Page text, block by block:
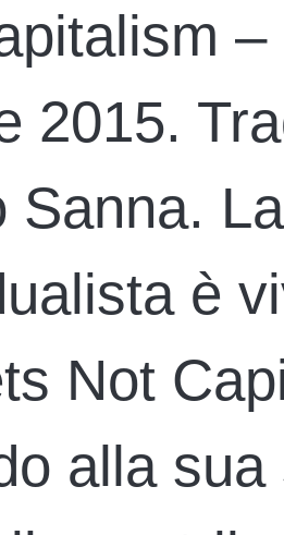
2015.
Sanna.
è
Not
alla